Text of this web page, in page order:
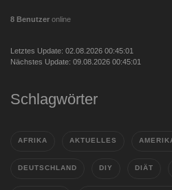
8 Benutzer online
Letztes Update: 02.08.2026 00:45:01
Nächstes Update: 09.08.2026 00:45:01
Schlagwörter
AFRIKA AKTUELLES
DEUTSCHLAND DIY DIÄT